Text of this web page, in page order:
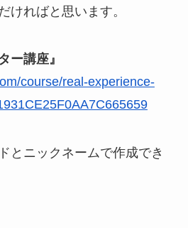
ければと思います。
ー講座』
course/real-experience-
とニックネームで作成でき